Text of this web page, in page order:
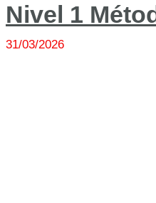
Nivel 1
31/03/2026